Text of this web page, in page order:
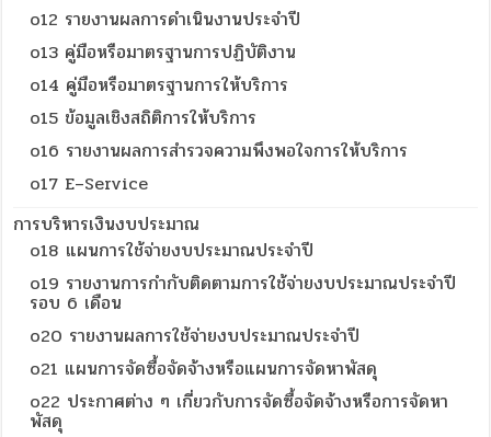
o12 รายงานผลการดำเนินงานประจำปี
o13 คู่มือหรือมาตรฐานการปฏิบัติงาน
o14 คู่มือหรือมาตรฐานการให้บริการ
o15 ข้อมูลเชิงสถิติการให้บริการ
o16 รายงานผลการสำรวจความพึงพอใจการให้บริการ
o17 E–Service
การบริหารเงินงบประมาณ
o18 แผนการใช้จ่ายงบประมาณประจำปี
o19 รายงานการกำกับติดตามการใช้จ่ายงบประมาณประจำปี
รอบ 6 เดือน
o20 รายงานผลการใช้จ่ายงบประมาณประจำปี
o21 แผนการจัดซื้อจัดจ้างหรือแผนการจัดหาพัสดุ
o22 ประกาศต่าง ๆ เกี่ยวกับการจัดซื้อจัดจ้างหรือการจัดหา
พัสดุ